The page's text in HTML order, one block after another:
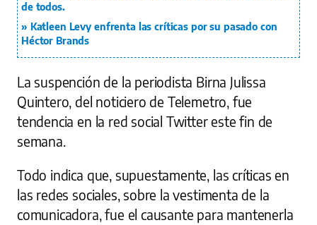
de todos.
Katleen Levy enfrenta las críticas por su pasado con
Héctor Brands
La suspención de la periodista Birna Julissa
Quintero, del noticiero de Telemetro, fue
tendencia en la red social Twitter este fin de
semana.
Todo indica que, supuestamente, las críticas en
las redes sociales, sobre la vestimenta de la
comunicadora, fue el causante para mantenerla